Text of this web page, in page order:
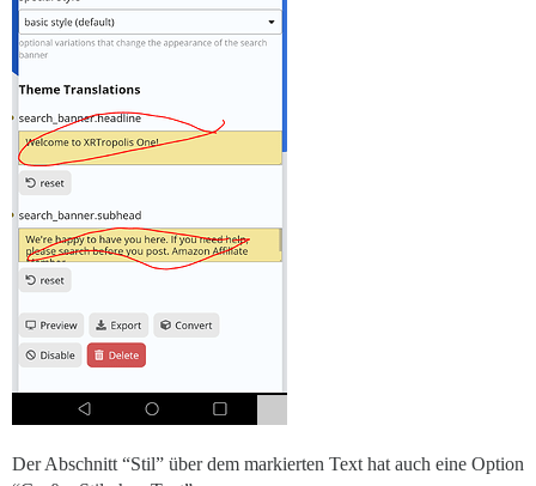
Der Abschnitt “Stil” über dem markierten Text hat auch eine Option